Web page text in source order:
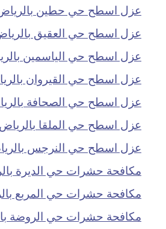
عزل اسطح حي حطين
عزل اسطح حي العقيق
عزل اسطح حي الياسمين
عزل اسطح حي القيروان
عزل اسطح حي الصحافة
عزل اسطح حي الملقا بالرياض
عزل اسطح حي النرجس
مكافحة حشرات حي الديرة
مكافحة حشرات حي المربع
مكافحة حشرات حي الروضة